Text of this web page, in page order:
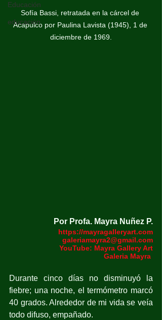
Educación
educación
Sofía Bassi, retratada en la cárcel de
Acapulco por Paulina Lavista (1945), 1 de
diciembre de 1969.
Por Profa. Mayra Nuñez P.
https://mayragalleryart.com
galeriamayra2@gmail.com
YouTube: Mayra Gallery Art
Galeria Mayra
Durante cinco días no disminuyó la
fiebre; una noche, el termómetro marcó
40 grados. Alrededor de mi vida se veía
todo difuso, empañado.